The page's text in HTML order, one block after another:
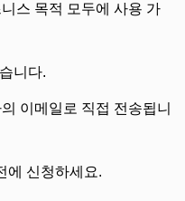
스 목적 모두에 사용 가
니다.
이메일로 직접 전송됩니
에 신청하세요.